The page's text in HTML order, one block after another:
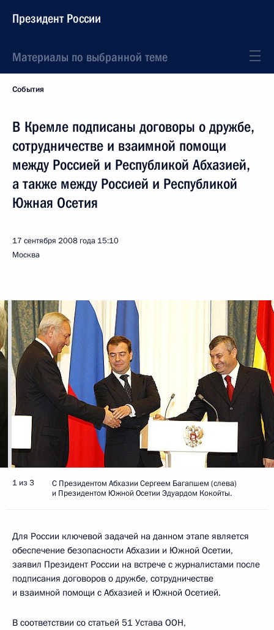
Президент России
Материалы по выбранной теме
События
В Кремле подписаны договоры о дружбе,
сотрудничестве и взаимной помощи
между Россией и Республикой Абхазией,
а также между Россией и Республикой
Южная Осетия
17 сентября 2008 года 15:10
Москва
1 из 3
С Президентом Абхазии Сергеем Багапшем (слева)
и Президентом Южной Осетии Эдуардом Кокойты.
Для России ключевой задачей на данном этапе является
обеспечение безопасности Абхазии и Южной Осетии,
заявил Президент России на встрече с журналистами после
подписания договоров о дружбе, сотрудничестве
и взаимной помощи с Абхазией и Южной Осетией.
В соответствии со статьей 51 Устава ООН,